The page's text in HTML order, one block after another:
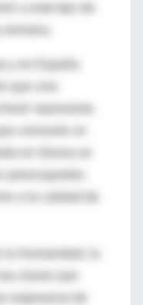
a este tipo de
y en España
consume un
preocupantes.
esperanza de